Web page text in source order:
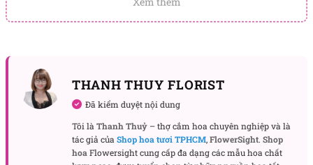
đẹp và trường tồn.
Tuỳ vào số lượng hoa hướng dương trong một bó,
mà chúng mang theo nhiều ý nghĩa khác nhau. Đối
bó hoa hướng dương, chúng biểu tượng cho sự
tin yêu, một lòng một dạ với người mình thương.
THANH THUY FLORIST
Đã kiểm duyệt nội dung
Tôi là Thanh Thuỷ – thợ cắm hoa chuyên nghiệp và là
tác giả của Shop hoa tươi TPHCM,FlowerSight. Shop
hoa Flowersight cung cấp đa dạng các mẫu hoa chất